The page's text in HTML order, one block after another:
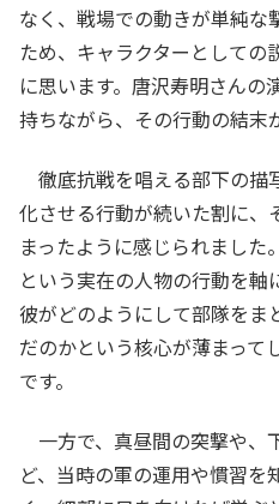
なく、戦場での動きが単純な
ため、キャラクターとしての
に思います。唐沢寿明さんの
持ちながら、その行動の結末
徹底抗戦を唱える部下の描
化させる行動が続いた割に、
まったように感じられまし
という実在の人物の行動を軸
彼がどのようにして部隊をま
だのかという核心が薄まって
です。
一方で、真昼間の突撃や、
ど、当時の軍の運用や慣習